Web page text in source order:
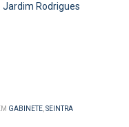
Rodrigues
GABINETE,SEINTRA